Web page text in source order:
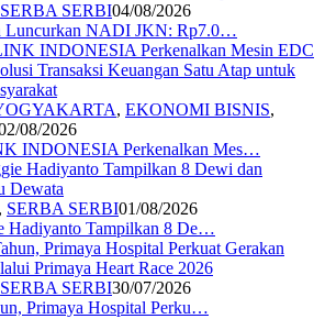
SERBA SERBI04/08/2026
Luncurkan NADI JKN: Rp7.0…
, EKONOMI BISNIS,
08/2026
INDONESIA Perkenalkan Mes…
, SERBA SERBI01/08/2026
Hadiyanto Tampilkan 8 De…
SERBA SERBI30/07/2026
Primaya Hospital Perku…